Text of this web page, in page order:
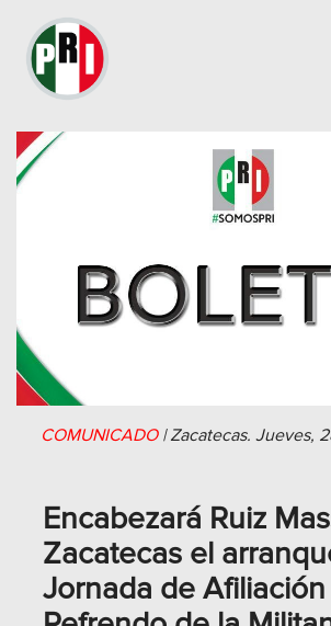
COMUNICADO|Zacatecas. Jueves,
Encabezará Ruiz
Zacatecas el
Jornada de